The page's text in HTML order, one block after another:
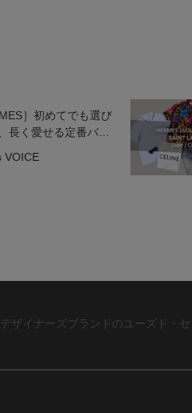
］初めてでも選び
長く愛せる定番バッ
VOICE
デザイナーズブランドのユーズド・